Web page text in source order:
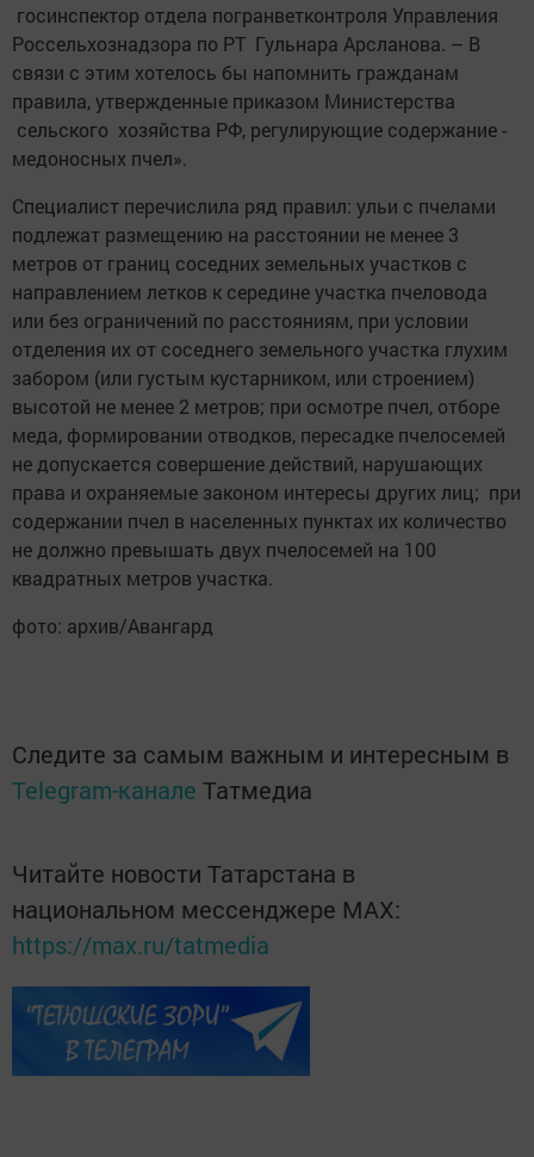
госинспектор отдела погранветконтроля Управления
Россельхознадзора по РТ Гульнара Арсланова. – В
связи с этим хотелось бы напомнить гражданам
правила, ­утвержденные приказом Министерства
сельского хозяйства РФ, регулирующие содержание ­
медоносных пчел».
Специалист перечислила ряд правил: ульи с пчелами
подлежат размещению на расстоянии не менее 3
метров от границ соседних земельных участков с
направлением летков к середине участка пчеловода
или без ограничений по расстояниям, при условии
отделения их от соседнего земельного участка глухим
забором (или густым кустарником, или строением)
высотой не менее 2 мет­ров; при осмотре пчел, отборе
меда, формировании отводков, пересадке пчелосемей
не допускается совершение действий, нарушающих
права и охраняемые законом интересы других лиц; при
содержании пчел в населенных пунктах их количество
не должно превышать двух пчелосемей на 100
квадратных метров участка.
фото: архив/Авангард
Следите за самым важным и интересным в
Telegram-канале Татмедиа
Читайте новости Татарстана в
национальном мессенджере MАХ:
https://max.ru/tatmedia